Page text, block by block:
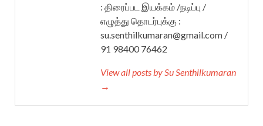
: திரைப்பட இயக்கம் /நடிப்பு /
எழுத்து தொடர்புக்கு :
su.senthilkumaran@gmail.com /
91 98400 76462
View all posts by Su Senthilkumaran
→